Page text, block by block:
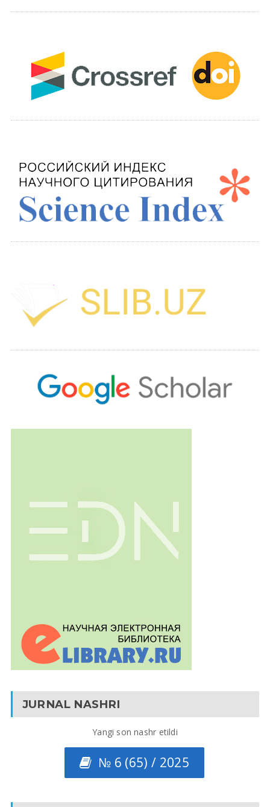
JURNAL NASHRI
Yangi son nashr etildi
№ 6 (65) / 2025